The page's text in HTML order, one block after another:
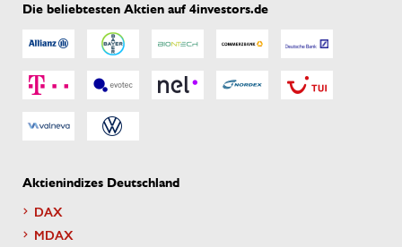
Die beliebtesten Aktien auf 4investors.de
Aktienindizes Deutschland
DAX
MDAX